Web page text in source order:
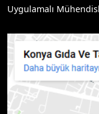
Uygulamalı